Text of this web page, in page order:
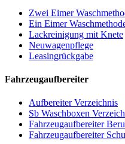
Zwei Eimer
Ein Eimer
Lackreinigung mit Knete
Neuwagenpflege
Leasingrückgabe
Fahrzeugaufbereiter
Aufbereiter Verzeichnis
Sb Waschboxen
Fahrzeugaufbereiter
Fahrzeugaufbereiter